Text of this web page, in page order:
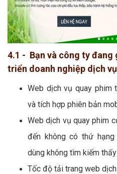
4.1 - Bạn và công ty đang
triển doanh nghiệp dịch
Web dịch vụ quay phim
và tích hợp phiên bản
Web dịch vụ quay phim
đến không có thứ
dùng không tìm kiếm
Tốc độ tải trang web